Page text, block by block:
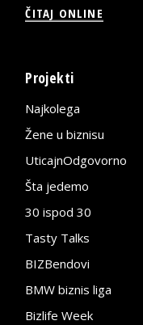
ČITAJ ONLINE
Projekti
Najkolega
Žene u biznisu
UticajnOdgovorno
Šta jedemo
30 ispod 30
Tasty Talks
BIZBendovi
BMW biznis liga
Bizlife Week